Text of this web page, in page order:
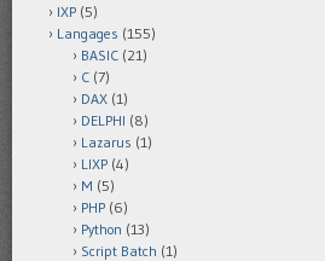
IXP (5)
Langages (155)
BASIC (21)
C (7)
DAX (1)
DELPHI (8)
Lazarus (1)
LIXP (4)
M (5)
PHP (6)
Python (13)
Script Batch (1)